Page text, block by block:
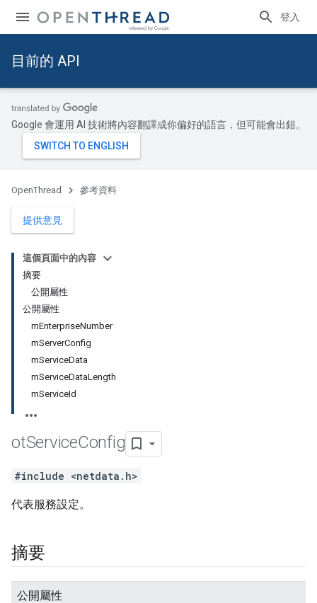
登入
目前的 API
Google 會運用 AI 技術將內容翻譯成你偏好的語言，但可能會出錯。
OpenThread 參考資料
提供意見
這個頁面中的內容
摘要
公開屬性
公開屬性
mEnterpriseNumber
mServerConfig
mServiceData
mServiceDataLength
mServiceId
otServiceConfig
#include <netdata.h>
代表服務設定。
摘要
公開屬性